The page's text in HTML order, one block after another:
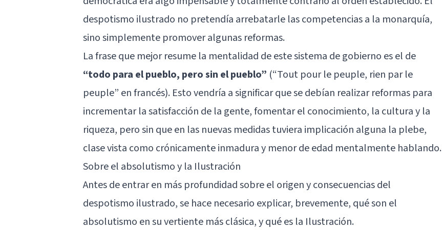
despotismo ilustrado no pretendía arrebatarle las competencias a la monarquía,
sino simplemente promover algunas reformas.
La frase que mejor resume la mentalidad de este sistema de gobierno es el de
“todo para el pueblo, pero sin el pueblo” (“Tout pour le peuple, rien par le
peuple” en francés). Esto vendría a significar que se debían realizar reformas para
incrementar la satisfacción de la gente, fomentar el conocimiento, la cultura y la
riqueza, pero sin que en las nuevas medidas tuviera implicación alguna la plebe,
clase vista como crónicamente inmadura y menor de edad mentalmente hablando.
Sobre el absolutismo y la Ilustración
Antes de entrar en más profundidad sobre el origen y consecuencias del
despotismo ilustrado, se hace necesario explicar, brevemente, qué son el
absolutismo en su vertiente más clásica, y qué es la Ilustración.